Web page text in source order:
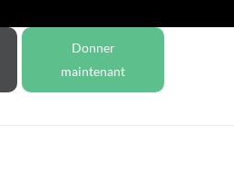
Donner
maintenant